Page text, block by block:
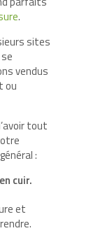
.
sites
vendus
ou
tout
:
cuir.
et